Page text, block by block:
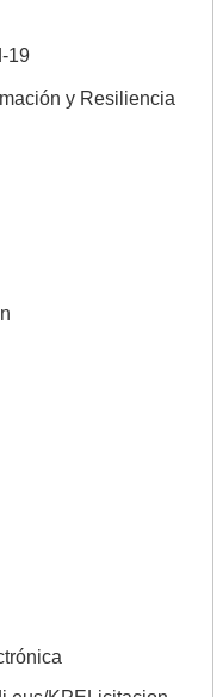
19
y Resiliencia